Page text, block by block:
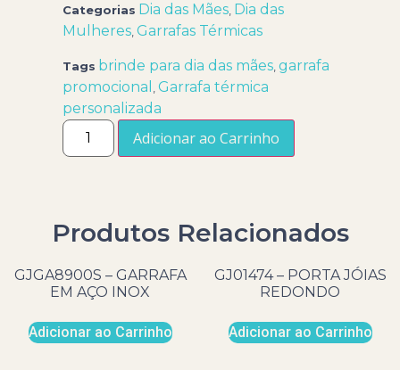
Categorias Dia das Mães, Dia das
Mulheres,Garrafas Térmicas
Tags brinde para dia das mães,garrafa
promocional ,Garrafa térmica
personalizada
Adicionar ao Carrinho
Produtos Relacionados
GJGA8900S – GARRAFA
EM AÇO INOX
Adicionar ao Carrinho
GJ01474 – PORTA JÓIAS
REDONDO
Adicionar ao Carrinho